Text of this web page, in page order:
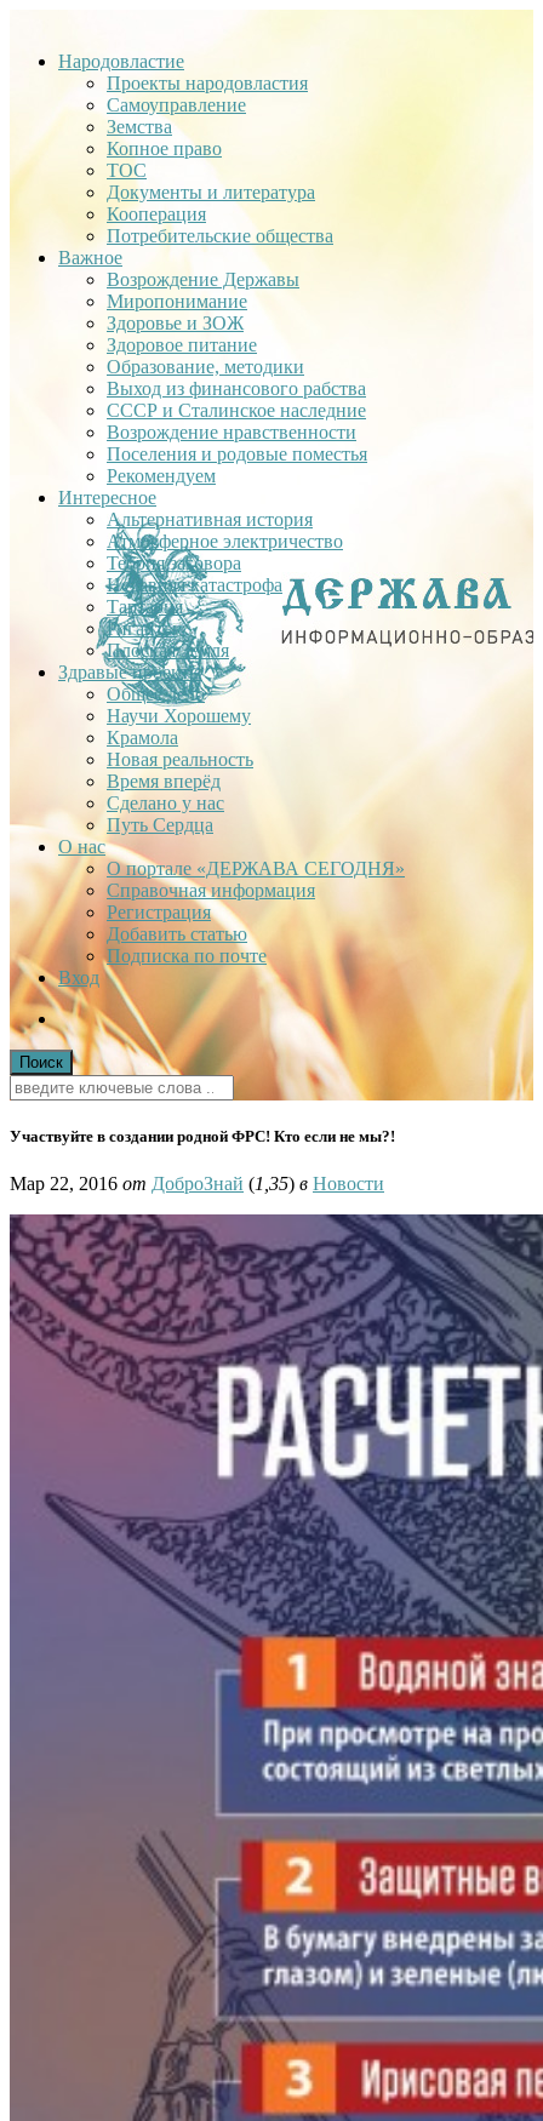
Народовластие
Проекты народовластия
Самоуправление
Земства
Копное право
ТОС
Документы и литература
Кооперация
Потребительские общества
Важное
Возрождение Державы
Миропонимание
Здоровье и ЗОЖ
Здоровое питание
Образование, методики
Выход из финансового рабства
СССР и Сталинское наследние
Возрождение нравственности
Поселения и родовые поместья
Рекомендуем
Интересное
Альтернативная история
Атмосферное электричество
Теория заговора
Недавняя катастрофа
Тартария
Гиганты
Плоская Земля
Здравые проекты
Общее дело
Научи Хорошему
Крамола
Новая реальность
Время вперёд
Сделано у нас
Путь Сердца
О нас
О портале «ДЕРЖАВА СЕГОДНЯ»
Справочная информация
Регистрация
Добавить статью
Подписка по почте
Вход
Участвуйте в создании родной ФРС! Кто если не мы?!
Мар 22, 2016 от ДоброЗнай (1,35) в Новости